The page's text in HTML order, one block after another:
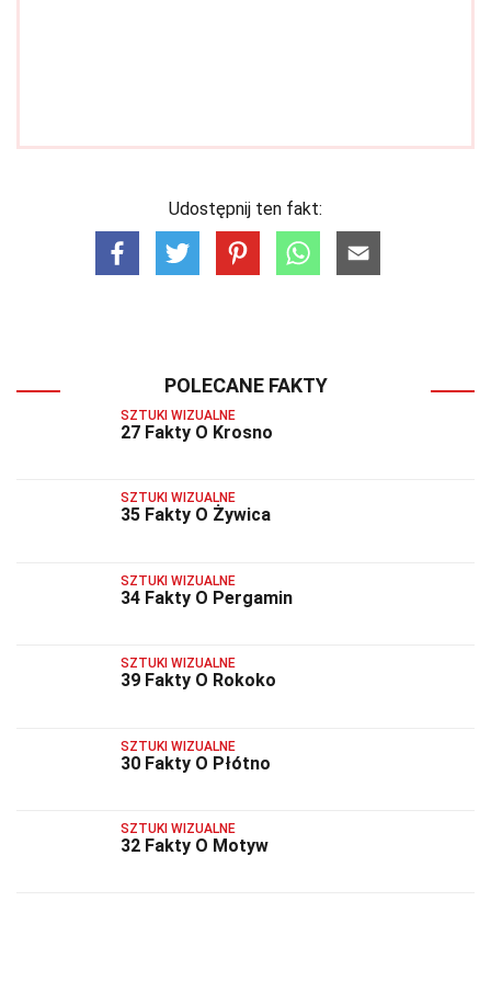
Udostępnij ten fakt:
POLECANE FAKTY
SZTUKI WIZUALNE
27 Fakty O Krosno
SZTUKI WIZUALNE
35 Fakty O Żywica
SZTUKI WIZUALNE
34 Fakty O Pergamin
SZTUKI WIZUALNE
39 Fakty O Rokoko
SZTUKI WIZUALNE
30 Fakty O Płótno
SZTUKI WIZUALNE
32 Fakty O Motyw